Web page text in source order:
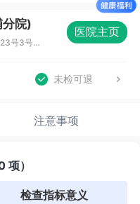
分院)
国定路323号3号楼创业大厦13楼
医院主页
未检可退
注意事项
项）
检查指标意义